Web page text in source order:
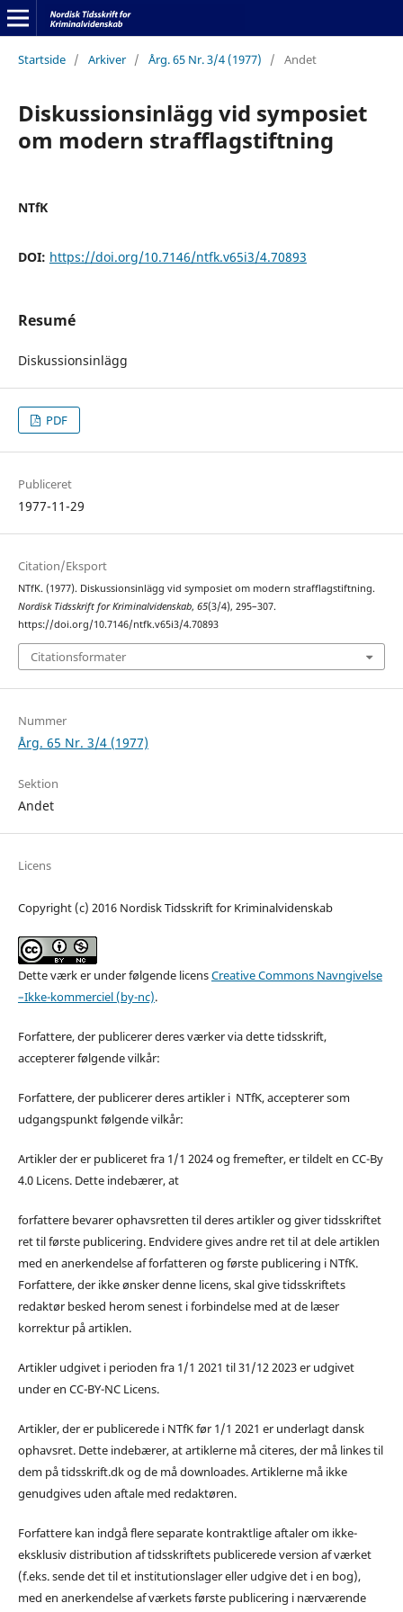
Startside / Arkiver / Årg. 65 Nr. 3/4 (1977) / Andet
Diskussionsinlägg vid symposiet
om modern strafflagstiftning
NTfK
DOI: https://doi.org/10.7146/ntfk.v65i3/4.70893
Resumé
Diskussionsinlägg
PDF
Publiceret
1977-11-29
Citation/Eksport
NTfK. (1977). Diskussionsinlägg vid symposiet om modern strafflagstiftning.
Nordisk Tidsskrift for Kriminalvidenskab, 65(3/4), 295–307.
https://doi.org/10.7146/ntfk.v65i3/4.70893
Citationsformater
Nummer
Årg. 65 Nr. 3/4 (1977)
Sektion
Andet
Licens
Copyright (c) 2016 Nordisk Tidsskrift for Kriminalvidenskab
Dette værk er under følgende licensCreative Commons Navngivelse
–Ikke-kommerciel (by-nc).
Forfattere, der publicerer deres værker via dette tidsskrift,
accepterer følgende vilkår:
Forfattere, der publicerer deres artikler i NTfK, accepterer som
udgangspunkt følgende vilkår:
Artikler der er publiceret fra 1/1 2024 og fremefter, er tildelt en CC-By
4.0 Licens. Dette indebærer, at
forfattere bevarer ophavsretten til deres artikler og giver tidsskriftet
ret til første publicering. Endvidere gives andre ret til at dele artiklen
med en anerkendelse af forfatteren og første publicering i NTfK.
Forfattere, der ikke ønsker denne licens, skal give tidsskriftets
redaktør besked herom senest i forbindelse med at de læser
korrektur på artiklen.
Artikler udgivet i perioden fra 1/1 2021 til 31/12 2023 er udgivet
under en CC-BY-NC Licens.
Artikler, der er publicerede i NTfK før 1/1 2021 er underlagt dansk
ophavsret. Dette indebærer, at artiklerne må citeres, der må linkes til
dem på tidsskrift.dk og de må downloades. Artiklerne må ikke
genudgives uden aftale med redaktøren.
Forfattere kan indgå flere separate kontraktlige aftaler om ikke-
eksklusiv distribution af tidsskriftets publicerede version af værket
(f.eks. sende det til et institutionslager eller udgive det i en bog),
med en anerkendelse af værkets første publicering i nærværende